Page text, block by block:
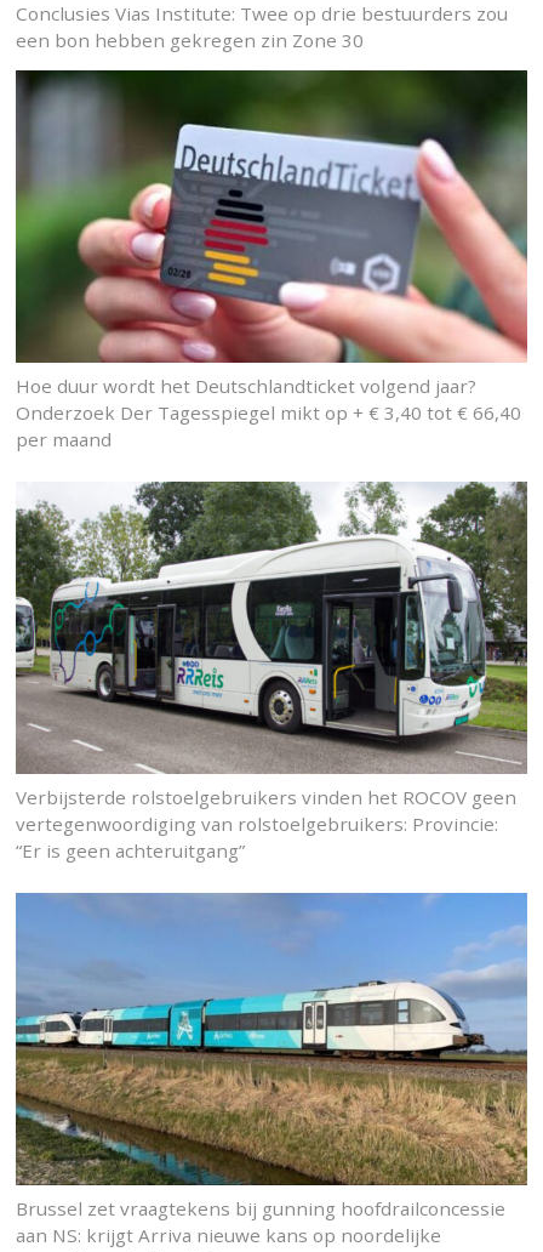
Conclusies Vias Institute: Twee op drie bestuurders zou
een bon hebben gekregen zin Zone 30
Hoe duur wordt het Deutschlandticket volgend jaar?
Onderzoek Der Tagesspiegel mikt op + € 3,40 tot € 66,40
per maand
Verbijsterde rolstoelgebruikers vinden het ROCOV geen
vertegenwoordiging van rolstoelgebruikers: Provincie:
“Er is geen achteruitgang”
Brussel zet vraagtekens bij gunning hoofdrailconcessie
aan NS: krijgt Arriva nieuwe kans op noordelijke